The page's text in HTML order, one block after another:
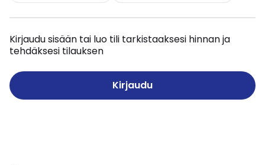
Kirjaudu sisään tai luo tili tarkistaaksesi hinnan ja
tehdäksesi tilauksen
Kirjaudu